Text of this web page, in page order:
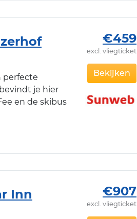
perfecte
je hier
en de skibus
€459
excl. vliegticket
Bekijken
Inn €907
excl. vliegticket